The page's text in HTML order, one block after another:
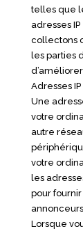
telles que
adresses
collectons
les parties
Adresses IP
Une
votre
autre
votre
les
pour
Lorsque